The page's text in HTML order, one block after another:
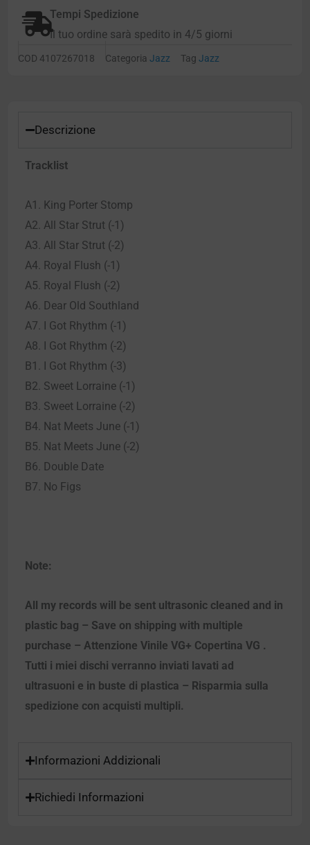
Tempi Spedizione
Il tuo ordine sarà spedito in 4/5 giorni
COD 4107267018 Categoria Jazz Tag Jazz
Descrizione
Tracklist
A1. King Porter Stomp
A2. All Star Strut (-1)
A3. All Star Strut (-2)
A4. Royal Flush (-1)
A5. Royal Flush (-2)
A6. Dear Old Southland
A7. I Got Rhythm (-1)
A8. I Got Rhythm (-2)
B1. I Got Rhythm (-3)
B2. Sweet Lorraine (-1)
B3. Sweet Lorraine (-2)
B4. Nat Meets June (-1)
B5. Nat Meets June (-2)
B6. Double Date
B7. No Figs
Note:
All my records will be sent ultrasonic cleaned and in
plastic bag – Save on shipping with multiple
purchase – Attenzione Vinile VG+ Copertina VG .
Tutti i miei dischi verranno inviati lavati ad
ultrasuoni e in buste di plastica – Risparmia sulla
spedizione con acquisti multipli.
Informazioni Addizionali
Richiedi Informazioni